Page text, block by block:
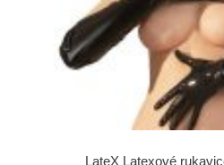
LateX Latexové